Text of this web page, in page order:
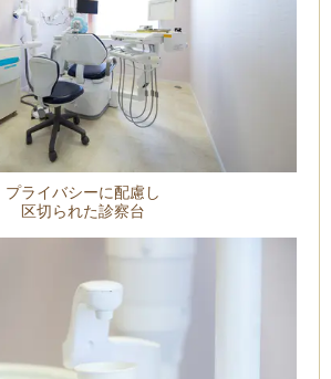
プライバシーに配慮し
区切られた診察台